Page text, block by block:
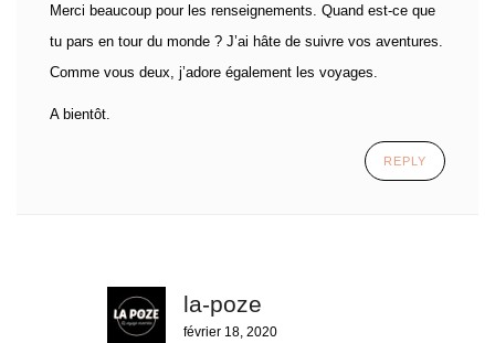
Merci beaucoup pour les renseignements. Quand est-ce que
tu pars en tour du monde ? J’ai hâte de suivre vos aventures.
Comme vous deux, j’adore également les voyages.
A bientôt.
REPLY
la-poze
février 18, 2020